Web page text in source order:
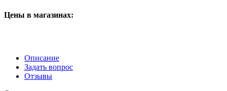
Цены в магазинах:
Описание
Задать вопрос
Отзывы